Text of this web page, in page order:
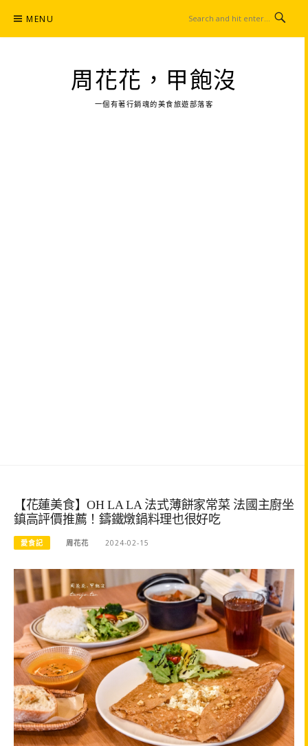
content
MENU
周花花，甲飽沒
一個有著行銷魂的美食旅遊部落客
【花蓮美食】OH LA LA 法式薄餅家常菜 法國主廚坐
鎮高評價推薦！鑄鐵燉鍋料理也很好吃
愛食記 周花花 2024-02-15